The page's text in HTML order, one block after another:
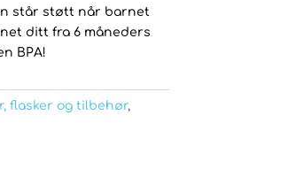
står støtt når barnet
ditt fra 6 måneders
BPA!
flasker og tilbehør,